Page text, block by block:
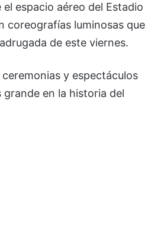
espacio aéreo del Estadio
coreografías luminosas que
de este viernes.
y espectáculos
en la historia del